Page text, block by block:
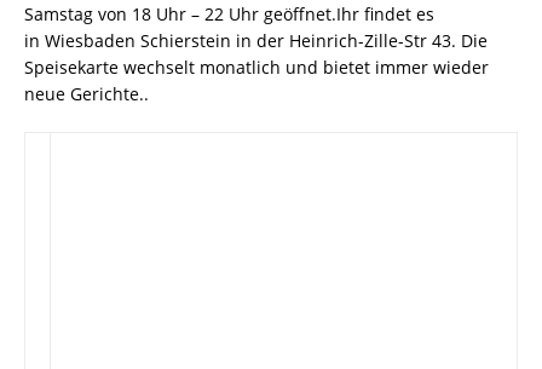
Samstag von 18 Uhr – 22 Uhr geöffnet.Ihr findet es
in Wiesbaden Schierstein in der Heinrich-Zille-Str 43. Die
Speisekarte wechselt monatlich und bietet immer wieder
neue Gerichte..